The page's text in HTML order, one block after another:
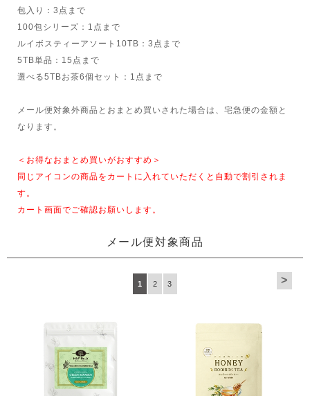
包入り：3点まで
100包シリーズ：1点まで
ルイボスティーアソート10TB：3点まで
5TB単品：15点まで
選べる5TBお茶6個セット：1点まで
メール便対象外商品とおまとめ買いされた場合は、宅急便の金額と
なります。
＜お得なおまとめ買いがおすすめ＞
同じアイコンの商品をカートに入れていただくと自動で割引されま
す。
カート画面でご確認お願いします。
メール便対象商品
>
1 2 3